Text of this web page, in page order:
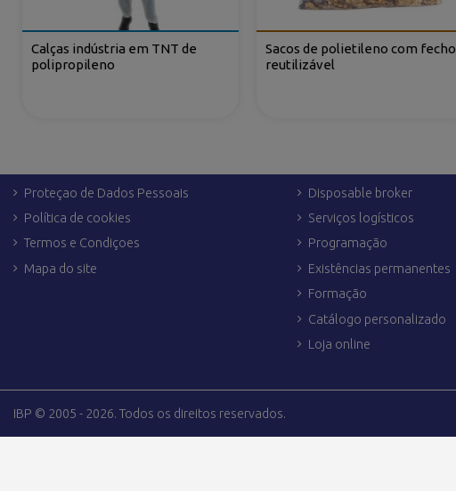
Calças indústria em TNT de
polipropileno
Sacos de polietileno com fecho
reutilizável
Proteçao de Dados Pessoais
Política de cookies
Termos e Condiçoes
Mapa do site
Disposable broker
Serviços logísticos
Programação
Existências permanentes
Formação
Catálogo personalizado
Loja online
IBP © 2005 - 2026. Todos os direitos reservados.